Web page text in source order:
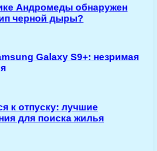
Андромеды обнаружен
черной дыры?
Galaxy S9+: незримая
к отпуску: лучшие
для поиска жилья